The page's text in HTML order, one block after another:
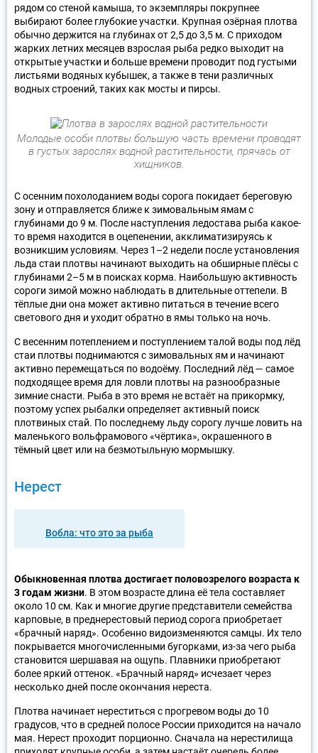
рядом со стеной камыша, то экземпляры покрупнее
выбирают более глубокие участки. Крупная озёрная плотва
обычно держится на глубинах от 2,5 до 3,5 м. С приходом
жарких летних месяцев взрослая рыба редко выходит на
открытые участки и больше времени проводит под густыми
листьями водяных кубышек, а также в тени различных
водных строений, таких как мосты и пирсы.
Молодые особи плотвы большую часть времени проводят
в густых зарослях водной растительности, прячась от
хищников.
С осенним похолоданием воды сорога покидает береговую
зону и отправляется ближе к зимовальным ямам с
глубинами до 9 м. После наступления ледостава рыба какое-
то время находится в оцепенении, акклиматизируясь к
возникшим условиям. Через 1–2 недели после установления
льда стаи плотвы начинают выходить на обширные плёсы с
глубинами 2–5 м в поисках корма. Наибольшую активность
сороги зимой можно наблюдать в длительные оттепели. В
тёплые дни она может активно питаться в течение всего
светового дня и уходит обратно в ямы только на ночь.
С весенним потеплением и поступлением талой воды под лёд
стаи плотвы поднимаются с зимовальных ям и начинают
активно перемещаться по водоёму. Последний лёд — самое
подходящее время для ловли плотвы на разнообразные
зимние снасти. Рыба в это время не встаёт на прикормку,
поэтому успех рыбалки определяет активный поиск
плотвиных стай. По последнему льду сорогу лучше ловить на
маленького вольфрамового «чёртика», окрашенного в
тёмный цвет или на безмотыльную мормышку.
Нерест
Вобла: что это за рыба
Обыкновенная плотва достигает половозрелого возраста к
3 годам жизни. В этом возрасте длина её тела составляет
около 10 см. Как и многие другие представители семейства
карповые, в преднерестовый период сорога приобретает
«брачный наряд». Особенно видоизменяются самцы. Их тело
покрывается многочисленными бугорками, из-за чего рыба
становится шершавая на ощупь. Плавники приобретают
более яркий оттенок. «Брачный наряд» исчезает через
несколько дней после окончания нереста.
Плотва начинает нереститься с прогревом воды до 10
градусов, что в средней полосе России приходится на начало
мая. Нерест проходит порционно. Сначала на нерестилища